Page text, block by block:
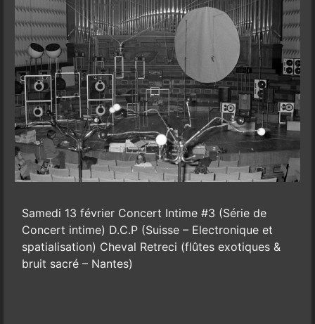
Samedi 13 février Concert Intime #3 (Série de
Concert intime) D.C.P (Suisse – Electronique et
spatialisation) Cheval Retreci (flûtes exotiques &
bruit sacré – Nantes)